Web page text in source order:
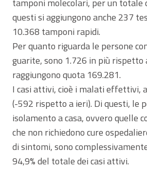
tamponi molecolari, per un totale
questi si aggiungono anche 237
10.368 tamponi rapidi.
Per quanto riguarda le persone
guarite, sono 1.726 in più rispetto
raggiungono quota 169.281.
I casi attivi, cioè i malati effettivi,
(-592 rispetto a ieri). Di questi, le
isolamento a casa, ovvero quelle
che non richiedono cure
di sintomi, sono
94,9% del totale dei casi attivi.